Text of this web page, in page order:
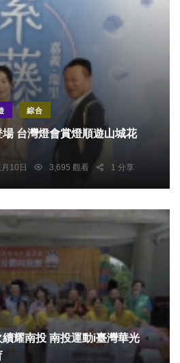
綜合
台灣燈會賞燈順遊山城花
10日 3,695 觀看 1 分享
耀南投 南投運動i臺灣華光